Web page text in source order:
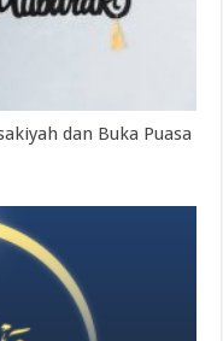
dan Buka Puasa